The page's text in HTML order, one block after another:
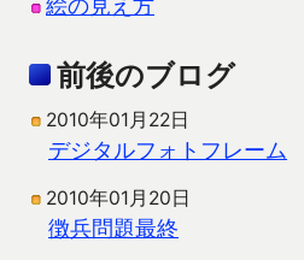
前後のブログ
2010年01月22日
デジタルフォトフレーム
2010年01月20日
徴兵問題最終